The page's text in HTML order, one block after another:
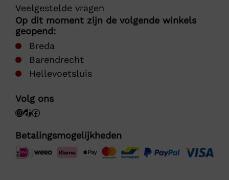
Veelgestelde vragen
Op dit moment zijn de volgende winkels
geopend:
Breda
Barendrecht
Hellevoetsluis
Volg ons
Betalingsmogelijkheden